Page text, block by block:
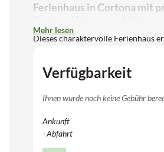
Ferienhaus in Cortona mit
Dieses charaktervolle Ferienhaus
sich über 3 Ebenen und bietet Platz
Personen. Im Inneren finden Sie ein
gemütliches Wohnzimmer mit
separates Esszimmer und eine
Schlafzimmer und 2 Badezimmer,
Mehr lesen
Verfügbarkeit
Ihnen wurde noch keine Gebühr
Ankunft
- Abfahrt